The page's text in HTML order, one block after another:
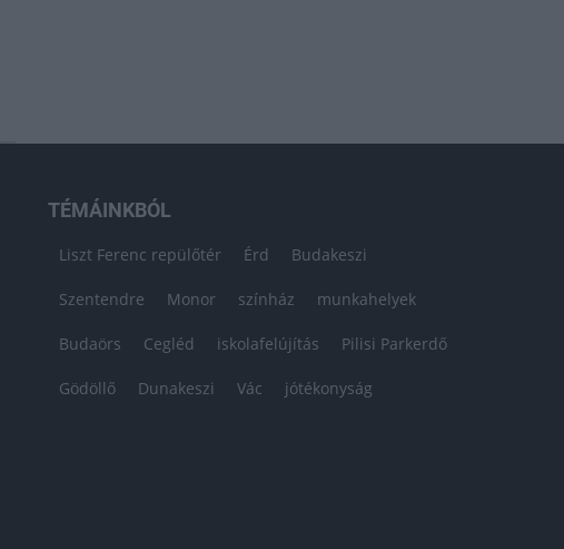
TÉMÁINKBÓL
Liszt Ferenc repülőtér Érd Budakeszi
Szentendre Monor színház munkahelyek
Budaörs Cegléd iskolafelújítás Pilisi Parkerdő
Gödöllő Dunakeszi Vác jótékonyság